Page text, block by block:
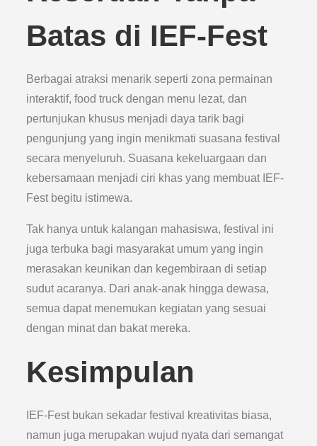
Batas di IEF-Fest
Berbagai atraksi menarik seperti zona permainan
interaktif, food truck dengan menu lezat, dan
pertunjukan khusus menjadi daya tarik bagi
pengunjung yang ingin menikmati suasana festival
secara menyeluruh. Suasana kekeluargaan dan
kebersamaan menjadi ciri khas yang membuat IEF-
Fest begitu istimewa.
Tak hanya untuk kalangan mahasiswa, festival ini
juga terbuka bagi masyarakat umum yang ingin
merasakan keunikan dan kegembiraan di setiap
sudut acaranya. Dari anak-anak hingga dewasa,
semua dapat menemukan kegiatan yang sesuai
dengan minat dan bakat mereka.
Kesimpulan
IEF-Fest bukan sekadar festival kreativitas biasa,
namun juga merupakan wujud nyata dari semangat